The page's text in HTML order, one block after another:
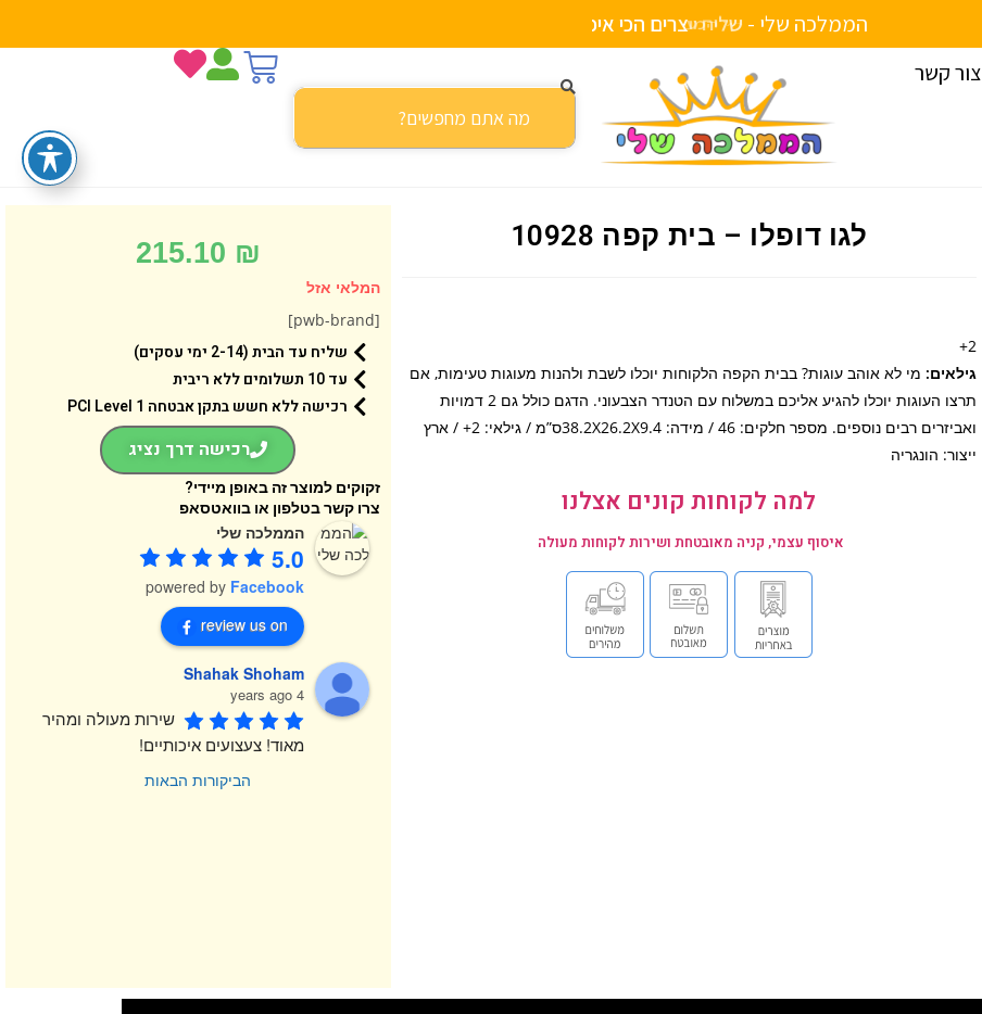
הממלכה שלי -שליחעדהבית
צור קשר
לגו דופלו – בית קפה 10928
2+
גילאים: מי לא אוהב עוגות? בבית הקפה הלקוחות יוכלו לשבת ולהנות מעוגות טעימות, אם
תרצו העוגות יוכלו להגיע אליכם במשלוח עם הטנדר הצבעוני. הדגם כולל גם 2 דמויות
ואביזרים רבים נוספים. מספר חלקים: 46 / מידה: 38.2X26.2X9.4ס”מ / גילאי: 2+ / ארץ
ייצור: הונגריה
למה לקוחות קונים אצלנו
איסוף עצמי, קניה מאובטחת ושירות לקוחות מעולה
215.10 ₪
המלאי אזל
[pwb-brand]
שליח עד הבית (2-14 ימי עסקים)
עד 10 תשלומים ללא ריבית
רכישה ללא חשש בתקן אבטחה 1 PCI Level
רכישה דרך נציג
זקוקים למוצר זה באופן מיידי?
צרו קשר בטלפון או בוואטסאפ
הממלכה שלי
5.0
powered by Facebook
review us on
Shahak Shoham
4 years ago
מאוד! צעצועים איכותיים!
הביקורות הבאות